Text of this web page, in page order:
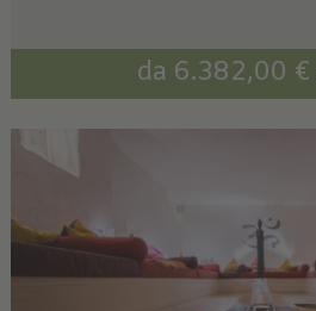
da 6.382,00 €